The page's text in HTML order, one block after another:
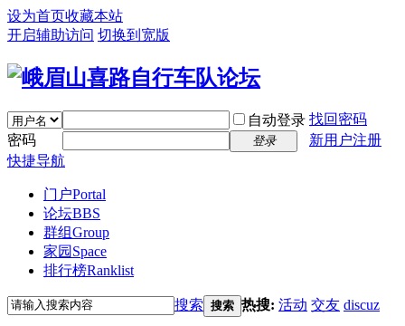
设为首页收藏本站
开启辅助访问 切换到宽版
自动登录 找回密码
密码
登录
新用户注册
快捷导航
门户Portal
论坛BBS
群组Group
家园 Space
排行榜Ranklist
搜索 搜索 热搜: 活动 交友 discuz